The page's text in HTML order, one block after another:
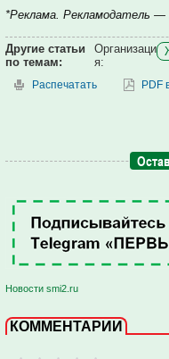
*Реклама. Рекламодатель
Другие статьи
по темам:
Организаци
я:
Распечатать PDF
Новости smi2.ru
КОММЕНТАРИИ